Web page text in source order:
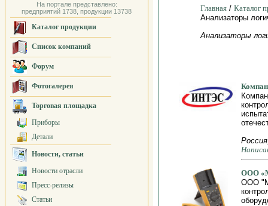
На портале представлено:
предприятий 1738, продукции 13738
Каталог продукции
Список компаний
Форум
Фотогалерея
Торговая площадка
Приборы
Детали
Новости, статьи
Новости отрасли
Пресс-релизы
Статьи
Главная / Каталог
Анализаторы
Анализаторы
ООО
ООО